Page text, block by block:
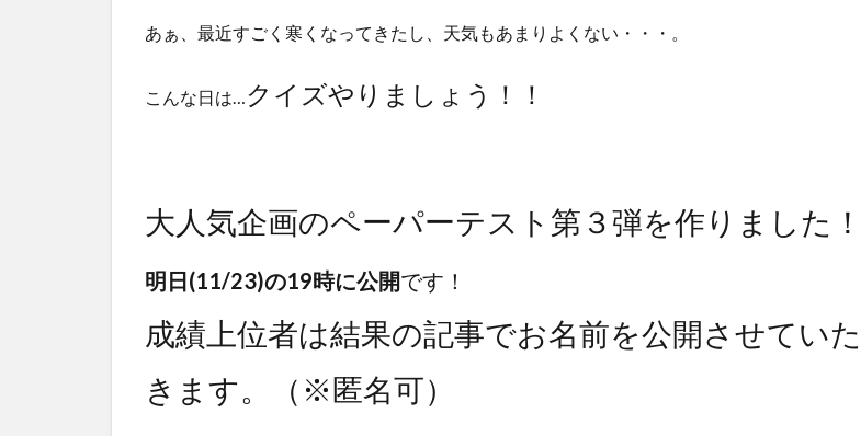
あぁ、最近すごく寒くなってきたし、天気もあまりよくない・・・。
こんな日は… クイズやりましょう！！
大人気企画のペーパーテスト第３弾を作りました！
明日(11/23)の19時に公開です！
成績上位者は結果の記事でお名前を公開させてい
きます。（※匿名可）